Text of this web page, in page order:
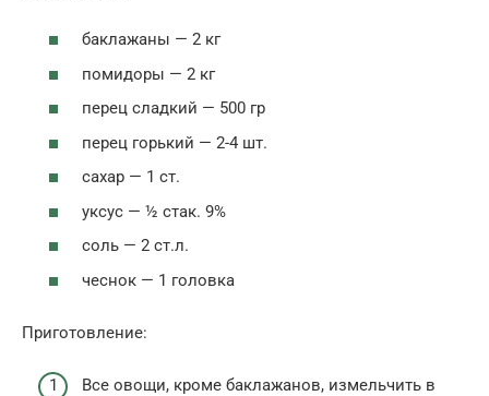
баклажаны — 2 кг
помидоры — 2 кг
перец сладкий — 500 гр
перец горький — 2-4 шт.
сахар — 1 ст.
уксус — ½ стак. 9%
соль — 2 ст.л.
чеснок — 1 головка
Приготовление:
Все овощи, кроме баклажанов, измельчить в